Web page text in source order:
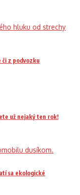
či z podvozku
už nejaký ten rok!
sa ekologické